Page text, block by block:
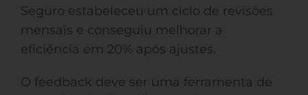
Seguro estabeleceu um ciclo de revisões
mensais e conseguiu melhorar a
eficiência em 20% após ajustes.
O feedback deve ser uma ferramenta de